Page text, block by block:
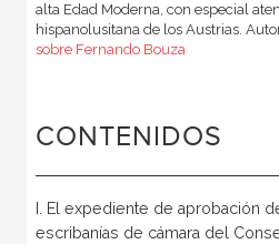
alta Edad Moderna, con especial
hispanolusitana de los Austrias.
sobre Fernando Bouza
CONTENIDOS
I. El expediente de aprobación
escribanías de cámara del